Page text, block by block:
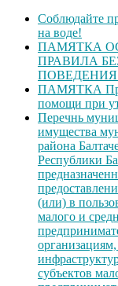
Соблюдайте
на воде!
ПАМЯТКА
ПРАВИЛА
ПАМЯТКА
помощи при
Перечнь
имущества
района
Республики
(или) в
малого и
субъектов